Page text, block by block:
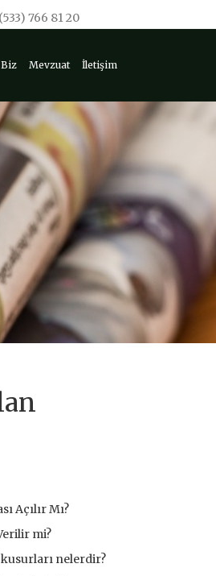
766 81 20
Biz Mevzuat İletişim
Açılır Mı?
mi?
kusurları nelerdir?